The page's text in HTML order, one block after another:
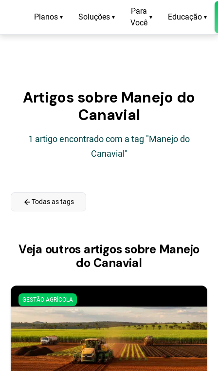
Planos ▾ Soluções ▾
Para
Você
▾ Educação ▾
Artigos sobre Manejo do
Canavial
1 artigo encontrado com a tag "Manejo do
Canavial"
arrow_backTodas as tags
Veja outros artigos sobre Manejo
do Canavial
GESTÃO AGRÍCOLA